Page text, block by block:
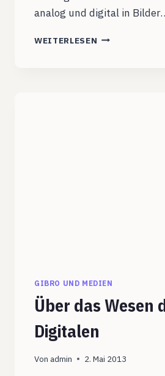
analog und digital in
WEITERLESEN WIE
GIBRO UND MEDIEN
Über das Wesen
Digitalen
Von admin 2. Mai 2013